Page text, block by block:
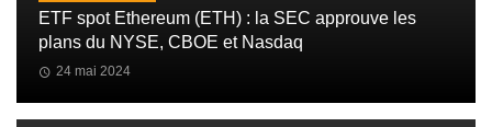
ETF spot Ethereum (ETH) : la SEC approuve les
plans du NYSE, CBOE et Nasdaq
24 mai 2024